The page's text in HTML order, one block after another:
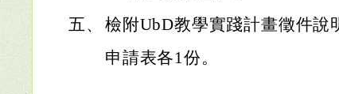
五、 檢附UbD教學實踐計畫徵件說
申請表各1份。